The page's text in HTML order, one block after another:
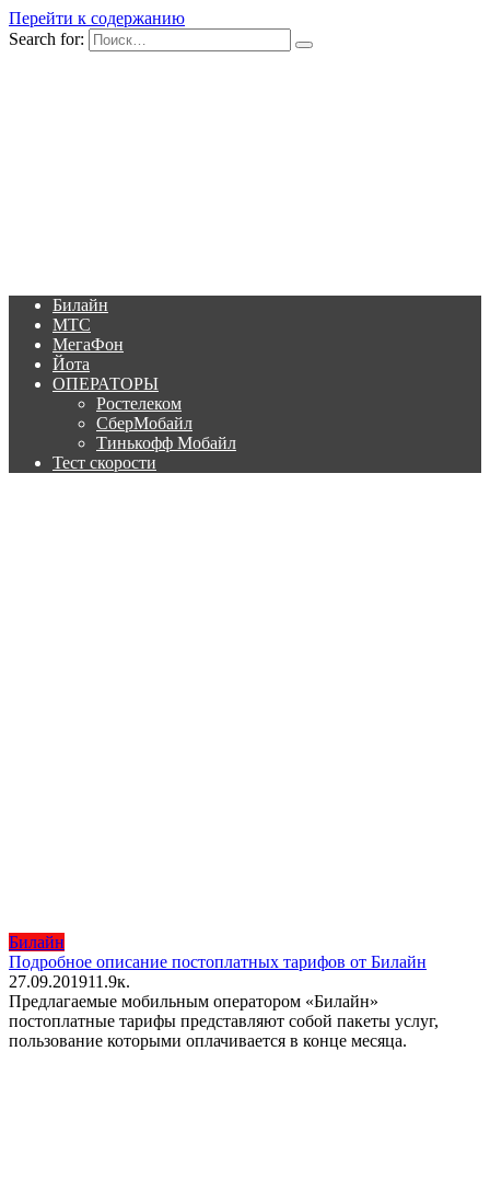
Перейти к содержанию
Search for:
Билайн
МТС
МегаФон
Йота
ОПЕРАТОРЫ
Ростелеком
СберМобайл
Тинькофф Мобайл
Тест скорости
Билайн
Подробное описание постоплатных тарифов от Билайн
27.09.201911.9к.
Предлагаемые мобильным оператором «Билайн»
постоплатные тарифы представляют собой пакеты услуг,
пользование которыми оплачивается в конце месяца.